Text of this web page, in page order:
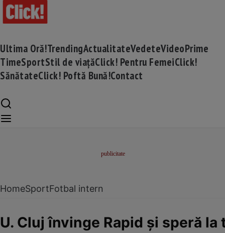
Ultima Oră!TrendingActualitateVedeteVideoPrime
TimeSportStil de viațăClick! Pentru FemeiClick!
SănătateClick! Poftă Bună!Contact
HomeSportFotbal intern
U. Cluj învinge Rapid și speră